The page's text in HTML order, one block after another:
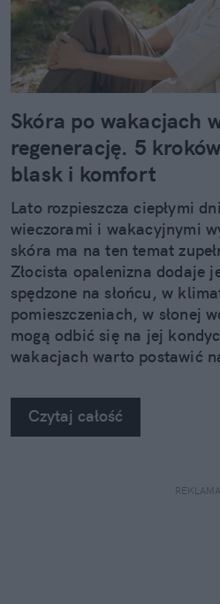
Skóra po wakacjach
regenerację. 5
blask i komfort
Lato rozpieszcza ciepłymi
wieczorami i wakacyjnymi
skóra ma na ten temat
Złocista opalenizna dodaje
spędzone na słońcu, w
pomieszczeniach, w słonej
mogą odbić się na jej
wakacjach warto postawić
jak pięć kosmetyków z linii
Clochee może pomóc
Czytaj całość
REKLAMA